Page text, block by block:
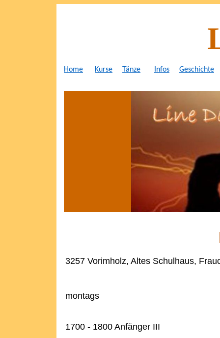
Home Kurse Tänze Infos Geschichte
3257 Vorimholz, Altes Schulhaus,
montags
1700 - 1800 Anfänger III